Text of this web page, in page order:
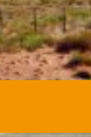
boka. Pris fr. 6